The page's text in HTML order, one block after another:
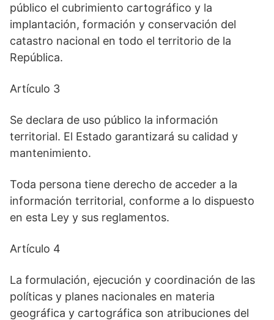
público el cubrimiento cartográfico y la
implantación, formación y conservación del
catastro nacional en todo el territorio de la
República.
Artículo 3
Se declara de uso público la información
territorial. El Estado garantizará su calidad y
mantenimiento.
Toda persona tiene derecho de acceder a la
información territorial, conforme a lo dispuesto
en esta Ley y sus reglamentos.
Artículo 4
La formulación, ejecución y coordinación de las
políticas y planes nacionales en materia
geográfica y cartográfica son atribuciones del